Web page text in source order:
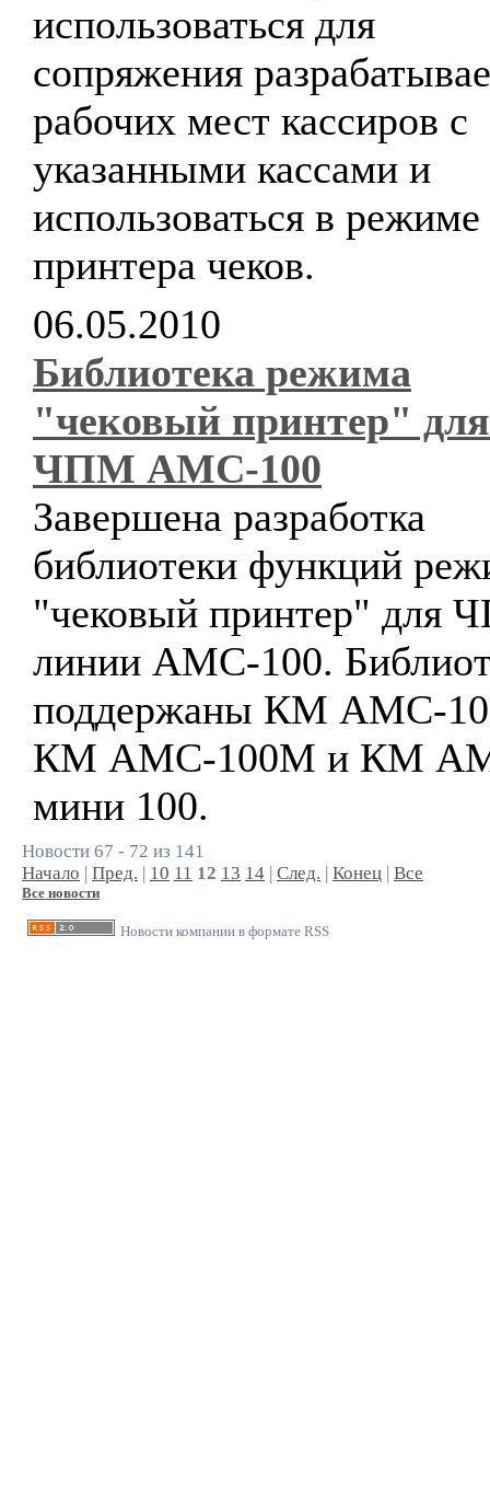
использоваться для
сопряжения
рабочих мест кассиров с
указанными кассами и
использоваться в режиме
принтера чеков.
06.05.2010
Библиотека режима
"чековый принтер" для
ЧПМ АМС-100
Завершена разработка
библиотеки функций
"чековый принтер" для
линии АМС-100.
поддержаны КМ АМС-
КМ АМС-100М и КМ
мини 100.
Новости 67 - 72 из 141
Начало | Пред. | 10 11 12 13 14 | След. | Конец | Все
Все новости
Новости компании в формате RSS